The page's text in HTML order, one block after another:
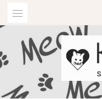
treści